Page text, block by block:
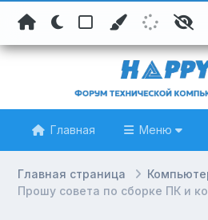
Главная Меню
Главная страница
Прошу совета по сборке ПК и